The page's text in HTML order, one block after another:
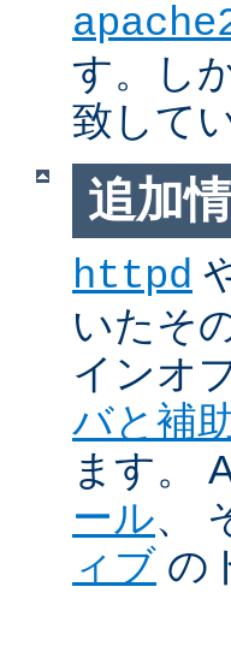
す。し
致して
追加
httpd
いたそ
インオ
バと補
ます。
ール、
ィブ の